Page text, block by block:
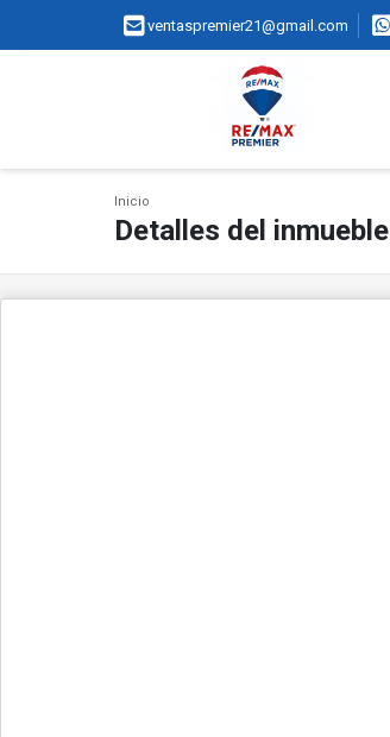
ventaspremier21@gmail.com
Inicio
Detalles del inmueble